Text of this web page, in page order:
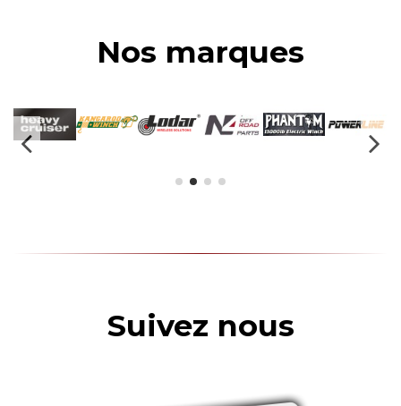
Nos marques
Suivez nous